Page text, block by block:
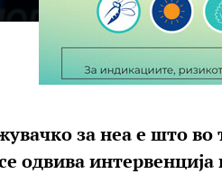
за неа е што во
одвива